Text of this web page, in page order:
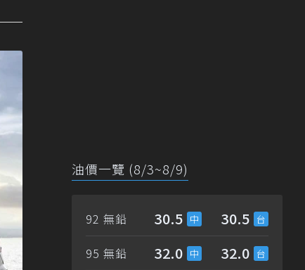
油價一覽 (8/3~8/9)
92 無鉛 30.5 30.5
95 無鉛 32.0 32.0